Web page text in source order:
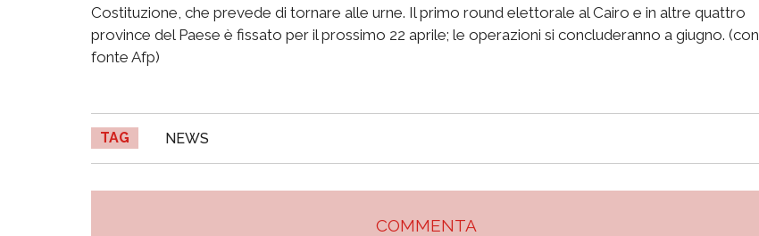
Costituzione, che prevede di tornare alle urne. Il primo round elettorale al Cairo e in altre quattro
province del Paese è fissato per il prossimo 22 aprile; le operazioni si concluderanno a giugno. (con
fonte Afp)
TAG NEWS
COMMENTA